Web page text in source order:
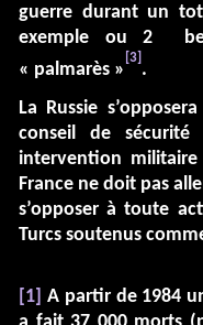
guerre durant un
exemple ou 2
« palmarès »
[3]
.
La Russie
conseil de
intervention
France ne doit pas
s’opposer à toute
Turcs soutenus
[1] A partir de 1984